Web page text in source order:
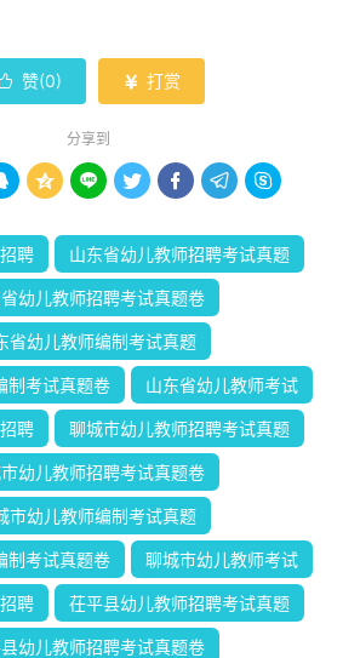
赞(0)  打赏
分享到
     
聘 山东省幼儿教师招聘考试真题
幼儿教师招聘考试真题卷
省幼儿教师编制考试真题
制考试真题卷 山东省幼儿教师考试
聘 聊城市幼儿教师招聘考试真题
幼儿教师招聘考试真题卷
市幼儿教师编制考试真题
制考试真题卷 聊城市幼儿教师考试
聘 茌平县幼儿教师招聘考试真题
幼儿教师招聘考试真题卷